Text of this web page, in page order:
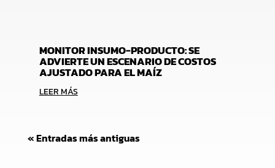
MONITOR INSUMO-PRODUCTO: SE
ADVIERTE UN ESCENARIO DE COSTOS
AJUSTADO PARA EL MAÍZ
LEER MÁS
« Entradas más antiguas